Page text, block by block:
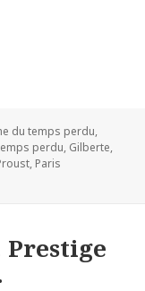
du temps perdu,
perdu, Gilberte,
, Paris